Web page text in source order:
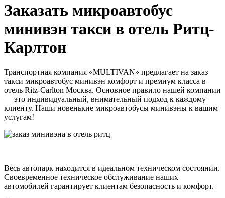
Заказать микроавтобус
минивэн такси в отель Ритц-
Карлтон
Транспортная компания «MULTIVAN» предлагает на заказ
такси микроавтобус минивэн комфорт и премиум класса в
отель Ritz-Carlton Москва. Основное правило нашей компании
— это индивидуальный, внимательный подход к каждому
клиенту. Наши новенькие микроавтобусы минивэны к вашим
услугам!
Весь автопарк находится в идеальном техническом состоянии.
Своевременное техническое обслуживание наших
автомобилей гарантирует клиентам безопасность и комфорт.